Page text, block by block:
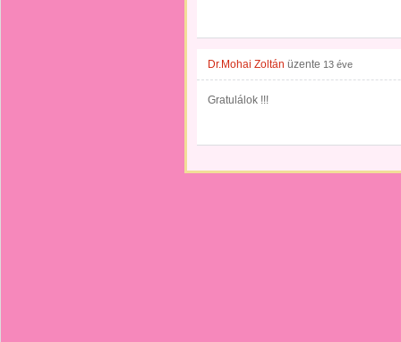
Dr.Mohai Zoltán üzente 13 éve
Gratulálok !!!